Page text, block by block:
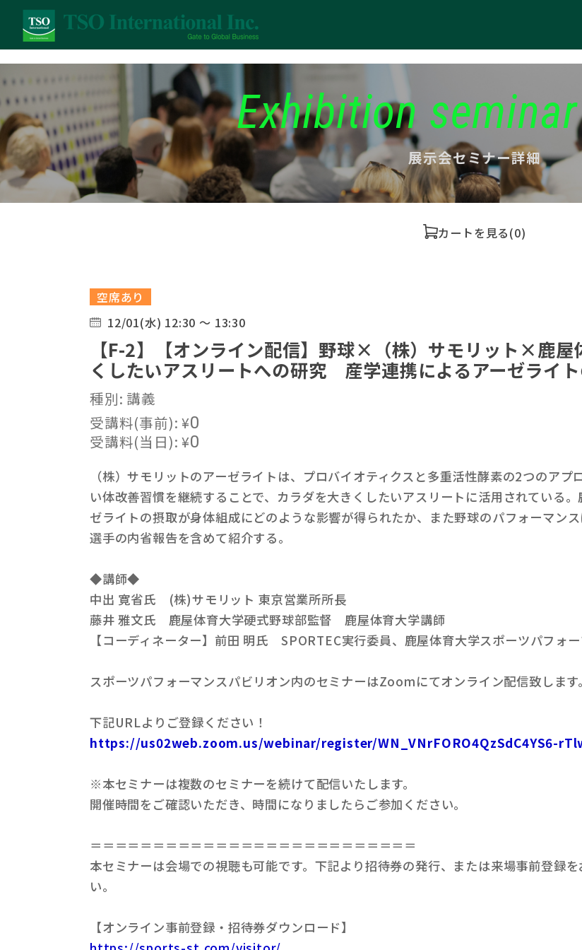
Exhibition
展示会セミナー詳細
カートを見る(0)
空席あり
12/01(水) 12:30 ～ 13:30
【F-2】【オンライン配信】野球×（株）サモリット×鹿屋
くしたいアスリートへの研究 産学連携によるアーゼライ
種別: 講義
受講料(事前):¥0
受講料(当日):¥0
（株）サモリットのアーゼライトは、プロバイオティクスと多重活性酵素の2つのア
い体改善習慣を継続することで、カラダを大きくしたいアスリートに活用されている
ゼライトの摂取が身体組成にどのような影響が得られたか、また野球のパフォーマン
選手の内省報告を含めて紹介する。
◆講師◆
中出 寛省氏 (株)サモリット 東京営業所所長
藤井 雅文氏 鹿屋体育大学硬式野球部監督 鹿屋体育大学講師
【コーディネーター】前田 明氏 SPORTEC実行委員、鹿屋体育大学スポーツパフォ
スポーツパフォーマンスパビリオン内のセミナーはZoomにてオンライン配信致します。
下記URLよりご登録ください！
https://us02web.zoom.us/webinar/register/WN_VNrFORO4QzSdC4YS6-
※本セミナーは複数のセミナーを続けて配信いたします。
開催時間をご確認いただき、時間になりましたらご参加ください。
＝＝＝＝＝＝＝＝＝＝＝＝＝＝＝＝＝＝＝＝＝＝＝＝＝＝
本セミナーは会場での視聴も可能です。下記より招待券の発行、または来場事前登録
い。
【オンライン事前登録・招待券ダウンロード】